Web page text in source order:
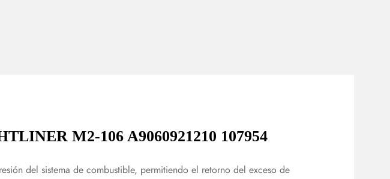
M2-106 A9060921210 107954
del sistema de combustible, permitiendo el retorno del exceso de